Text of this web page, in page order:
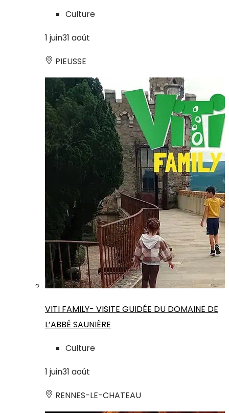
Culture
1 juin31 août
PIEUSSE
VITI FAMILY- VISITE GUIDÉE DU DOMAINE DE
L’ABBÉ SAUNIÈRE
Culture
1 juin31 août
RENNES-LE-CHATEAU